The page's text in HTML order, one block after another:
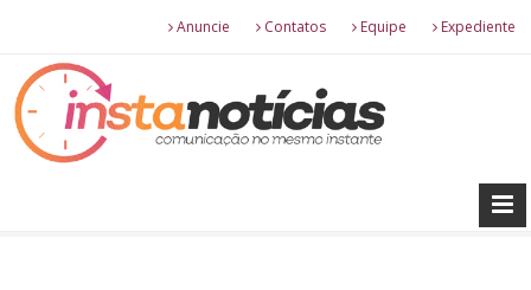
Anuncie Contatos Equipe Expediente